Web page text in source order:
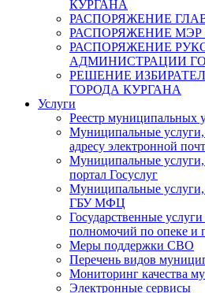
КУРГАНА
РАСПОРЯЖЕНИЕ
РАСПОРЯЖЕНИЕ МЭР
РАСПОРЯЖЕНИЕ
АДМИНИСТРАЦИИ
РЕШЕНИЕ
ГОРОДА КУРГАНА
Услуги
Реестр муниципальных
Муниципальные услуги,
адресу электронной
Муниципальные услуги,
портал Госуслуг
Муниципальные услуги,
ГБУ МФЦ
Государственные
полномочий по опеке и
Меры поддержки СВО
Перечень видов
Мониторинг качества
Электронные сервисы